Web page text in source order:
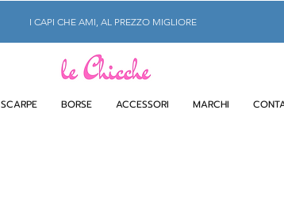
I CAPI CHE AMI, AL PREZZO MIGLIORE
SCARPE BORSE ACCESSORI MARCHI